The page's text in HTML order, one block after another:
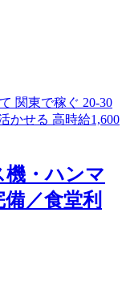
機・ハンマ
／食堂利